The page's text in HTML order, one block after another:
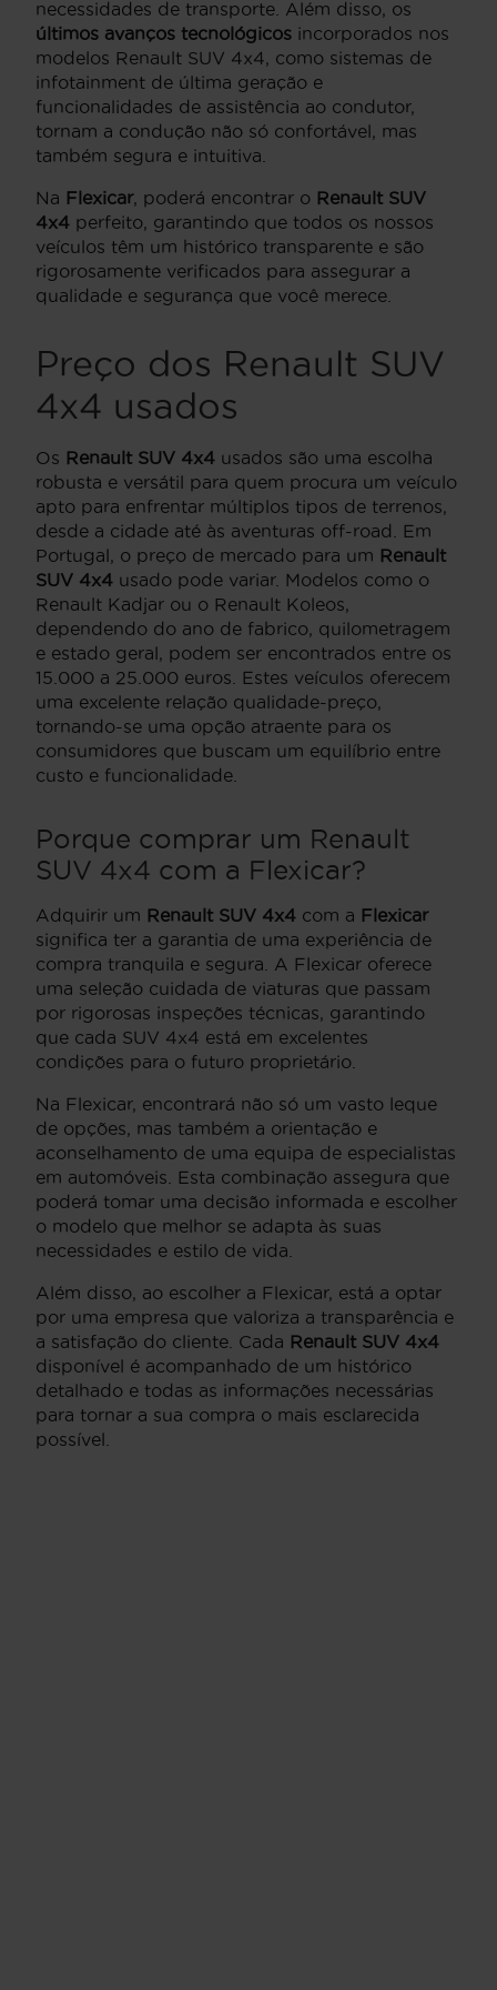
necessidades de transporte. Além disso, os
últimos avanços tecnológicos incorporados nos
modelos Renault SUV 4x4, como sistemas de
infotainment de última geração e
funcionalidades de assistência ao condutor,
tornam a condução não só confortável, mas
também segura e intuitiva.
Na Flexicar, poderá encontrar o Renault SUV
4x4 perfeito, garantindo que todos os nossos
veículos têm um histórico transparente e são
rigorosamente verificados para assegurar a
qualidade e segurança que você merece.
Preço dos Renault SUV
4x4 usados
Os Renault SUV 4x4 usados são uma escolha
robusta e versátil para quem procura um veículo
apto para enfrentar múltiplos tipos de terrenos,
desde a cidade até às aventuras off-road. Em
Portugal, o preço de mercado para um Renault
SUV 4x4 usado pode variar. Modelos como o
Renault Kadjar ou o Renault Koleos,
dependendo do ano de fabrico, quilometragem
e estado geral, podem ser encontrados entre os
15.000 a 25.000 euros. Estes veículos oferecem
uma excelente relação qualidade-preço,
tornando-se uma opção atraente para os
consumidores que buscam um equilíbrio entre
custo e funcionalidade.
Porque comprar um Renault
SUV 4x4 com a Flexicar?
Adquirir um Renault SUV 4x4 com a Flexicar
significa ter a garantia de uma experiência de
compra tranquila e segura. A Flexicar oferece
uma seleção cuidada de viaturas que passam
por rigorosas inspeções técnicas, garantindo
que cada SUV 4x4 está em excelentes
condições para o futuro proprietário.
Na Flexicar, encontrará não só um vasto leque
de opções, mas também a orientação e
aconselhamento de uma equipa de especialistas
em automóveis. Esta combinação assegura que
poderá tomar uma decisão informada e escolher
o modelo que melhor se adapta às suas
necessidades e estilo de vida.
Além disso, ao escolher a Flexicar, está a optar
por uma empresa que valoriza a transparência e
a satisfação do cliente. Cada Renault SUV 4x4
disponível é acompanhado de um histórico
detalhado e todas as informações necessárias
para tornar a sua compra o mais esclarecida
possível.